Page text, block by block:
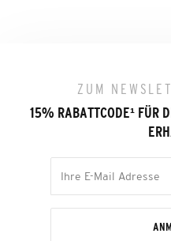
ZUM
15% RABATTCODE¹ FÜR